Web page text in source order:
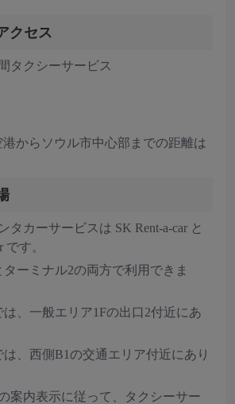
クセス
タクシーサービス
からソウル市中心部までの距離は
タカーサービスは SK Rent-a-car と
です。
ターミナル2の両方で利用できま
は、一般エリア1Fの出口2付近にあ
は、西側B1の交通エリア付近にあり
案内表示に従って、タクシーサー